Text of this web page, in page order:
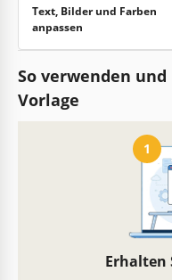
Text, Bilder und Farben
anpassen
So verwenden
Vorlage
1
Erhalten